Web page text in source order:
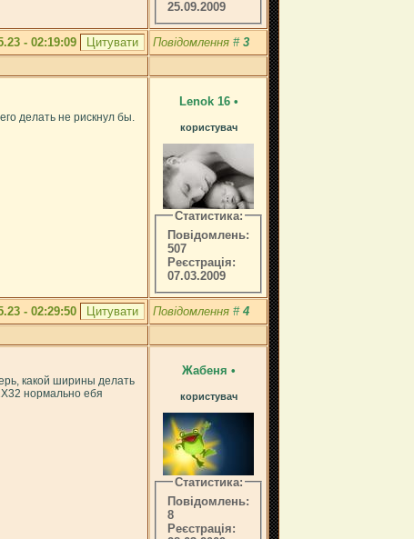
25.09.2009
- 02:19:09 Повідомлення # 3
делать не рискнул бы.
Lenok 16 •
користувач
Статистика:
Повідомлень:
507
Реєстрація:
07.03.2009
- 02:29:50 Повідомлення # 4
какой ширины делать
нормально ебя
Жабеня •
користувач
Статистика:
Повідомлень:
8
Реєстрація: